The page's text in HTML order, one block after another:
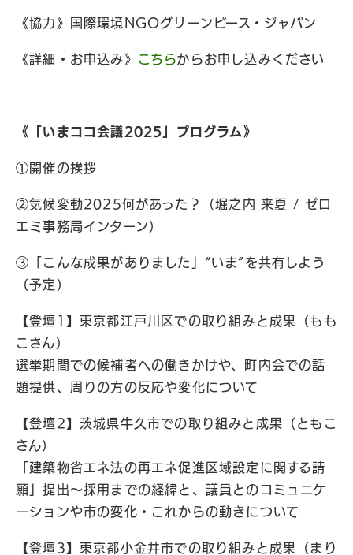
《協力》国際環境NGOグリーンピース・ジャパン
《詳細・お申込み》 こちらからお申し込みください
《「いまココ会議2025」プログラム》
①開催の挨拶
②気候変動2025何があった？（堀之内 来夏 / ゼロ
エミ事務局インターン）
③「こんな成果がありました」“いま”を共有しよう
（予定）
【登壇1】東京都江戸川区での取り組みと成果（もも
こさん）
選挙期間での候補者への働きかけや、町内会での話
題提供、周りの方の反応や変化について
【登壇2】茨城県牛久市での取り組みと成果（ともこ
さん）
「建築物省エネ法の再エネ促進区域設定に関する請
願」提出〜採用までの経緯と、議員とのコミュニケ
ーションや市の変化・これからの動きについて
【登壇3】東京都小金井市での取り組みと成果（まり